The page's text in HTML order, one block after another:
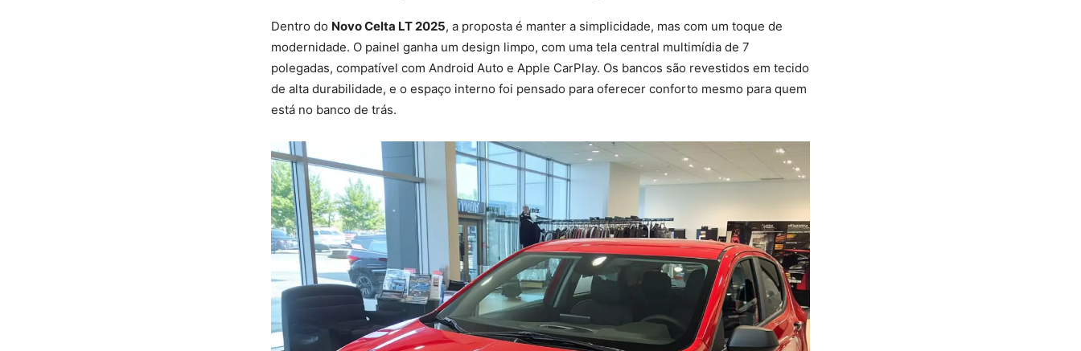
Dentro do Novo Celta LT 2025, a proposta é manter a simplicidade, mas com um toque de
modernidade. O painel ganha um design limpo, com uma tela central multimídia de 7
polegadas, compatível com Android Auto e Apple CarPlay. Os bancos são revestidos em tecido
de alta durabilidade, e o espaço interno foi pensado para oferecer conforto mesmo para quem
está no banco de trás.